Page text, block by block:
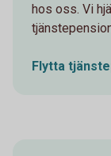
hos oss. Vi
Flytta